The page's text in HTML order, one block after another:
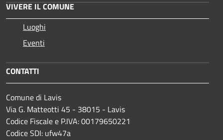
VIVERE IL COMUNE
Luoghi
Eventi
CONTATTI
Comune di Lavis
Via G. Matteotti 45 - 38015 - Lavis
Codice Fiscale e P.IVA: 00179650221
Codice SDI: ufw47a